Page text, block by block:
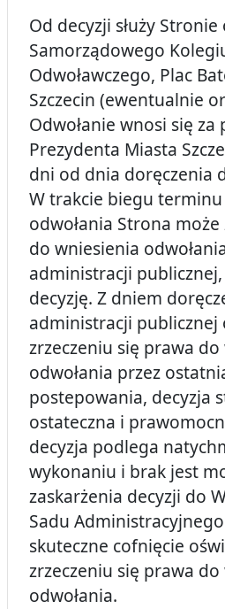
Od decyzji służy
Samorządowego
Odwoławczego, Plac
Szczecin (ewentualnie
Odwołanie wnosi się
Prezydenta Miasta
dni od dnia doręczenia
W trakcie biegu
odwołania Strona
do wniesienia
administracji
decyzję. Z dniem
administracji publicznej
zrzeczeniu się prawa
odwołania przez
postepowania, decyzja
ostateczna i
decyzja podlega
wykonaniu i brak jest
zaskarżenia decyzji do
Sadu
skuteczne cofnięcie
zrzeczeniu się prawa
odwołania.